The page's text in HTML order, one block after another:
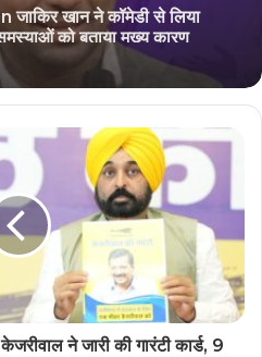
खान ने कॉमेडी से लिया
को बताया मुख्य कारण
कवि कुमार विश्वास ने की
गायरल
ने जारी की गारंटी कार्ड, 9